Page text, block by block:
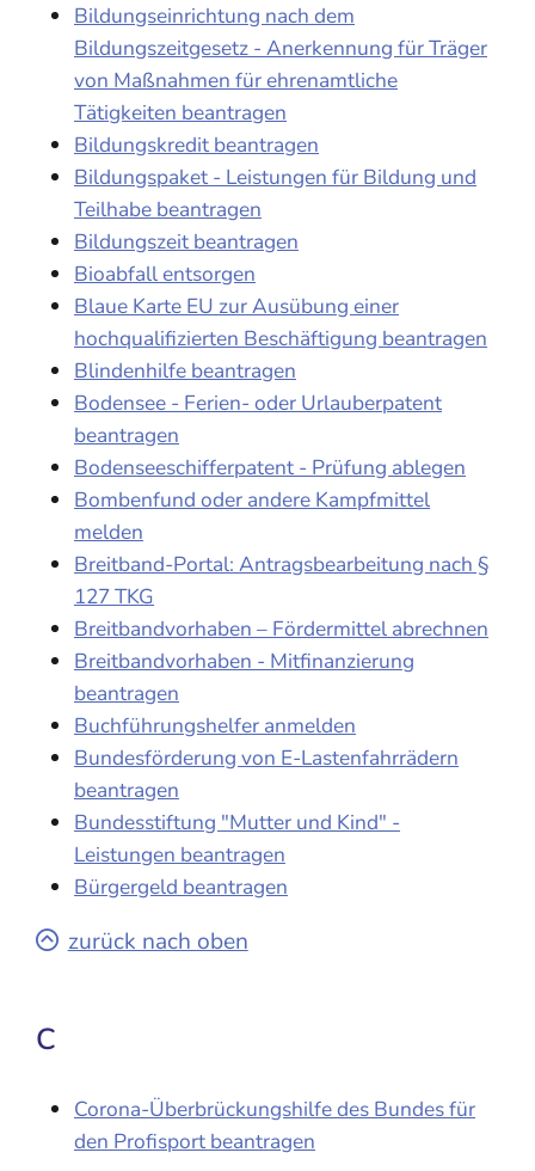
Bildungseinrichtung nach dem
Bildungszeitgesetz - Anerkennung für Träger
von Maßnahmen für ehrenamtliche
Tätigkeiten beantragen
Bildungskredit beantragen
Bildungspaket - Leistungen für Bildung und
Teilhabe beantragen
Bildungszeit beantragen
Bioabfall entsorgen
Blaue Karte EU zur Ausübung einer
hochqualifizierten Beschäftigung beantragen
Blindenhilfe beantragen
Bodensee - Ferien- oder Urlauberpatent
beantragen
Bodenseeschifferpatent - Prüfung ablegen
Bombenfund oder andere Kampfmittel
melden
Breitband-Portal: Antragsbearbeitung nach §
127 TKG
Breitbandvorhaben – Fördermittel abrechnen
Breitbandvorhaben - Mitfinanzierung
beantragen
Buchführungshelfer anmelden
Bundesförderung von E-Lastenfahrrädern
beantragen
Bundesstiftung "Mutter und Kind" -
Leistungen beantragen
Bürgergeld beantragen
zurück nach oben
C
Corona-Überbrückungshilfe des Bundes für
den Profisport beantragen